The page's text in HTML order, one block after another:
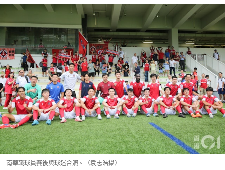
南華職球員賽後與球迷合照。（袁志浩攝）